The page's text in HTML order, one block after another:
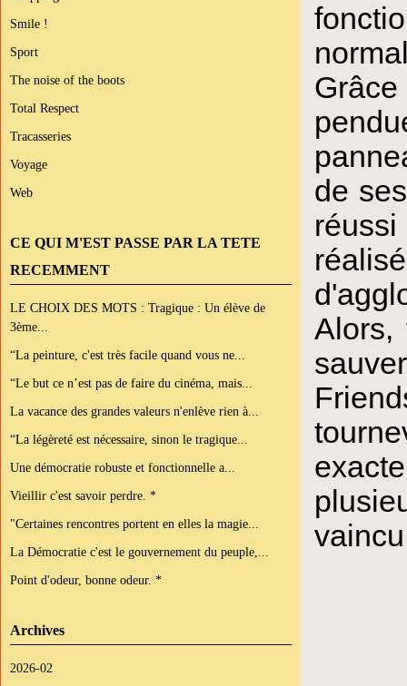
Smile !
Sport
The noise of the boots
Total Respect
Tracasseries
Voyage
Web
CE QUI M'EST PASSE PAR LA TETE
RECEMMENT
LE CHOIX DES MOTS : Tragique : Un élève de
3ème...
“La peinture, c'est très facile quand vous ne...
“Le but ce n’est pas de faire du cinéma, mais...
La vacance des grandes valeurs n'enlève rien à...
“La légèreté est nécessaire, sinon le tragique...
Une démocratie robuste et fonctionnelle a...
Vieillir c'est savoir perdre. *
"Certaines rencontres portent en elles la magie...
La Démocratie c'est le gouvernement du peuple,...
Point d'odeur, bonne odeur. *
Archives
2026-02
de
Alors,